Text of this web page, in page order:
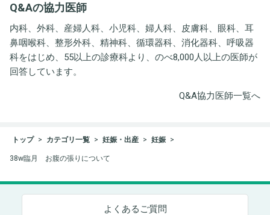
Q&Aの協力医師
内科、外科、産婦人科、小児科、婦人科、皮膚科、眼科、耳
鼻咽喉科、整形外科、精神科、循環器科、消化器科、呼吸器
科をはじめ、55以上の診療科より、のべ8,000人以上の医師が
回答しています。
Q&A協力医師一覧へ
トップ カテゴリ一覧 妊娠・出産 妊娠
38w臨月 お腹の張りについて
よくあるご質問